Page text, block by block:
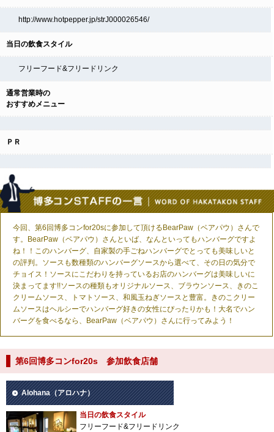
http://www.hotpepper.jp/strJ000026546/
当日の飲食スタイル
フリーフード&フリードリンク
通常営業時の
おすすめメニュー
ＰＲ
今回、第6回博多コンfor20sに参加して頂けるBearPaw（ベアパウ）さんで
す。BearPaw（ベアパウ）さんといば、なんといってもハンバーグですよ
ね！！このハンバーグ、自家製の手ごねハンバーグでとっても美味しいと
の評判。ソースも数種類のハンバーグソースから選べて、その日の気分で
チョイス！ソースにこだわりを持っているお店のハンバーグは美味しいに
決まってます!!ソースの種類もオリジナルソース、ブラウンソース、きのこ
クリームソース、トマトソース、和風玉ねぎソースと豊富。きのこクリー
ムソースはヘルシーでハンバーグ好きの女性にぴったりかも！大名でハン
バーグを食べるなら、BearPaw（ベアパウ）さんに行ってみよう！
第6回博多コンfor20s 参加飲食店舗
Alohana（アロハナ）
当日の飲食スタイル
フリーフード&フリードリンク